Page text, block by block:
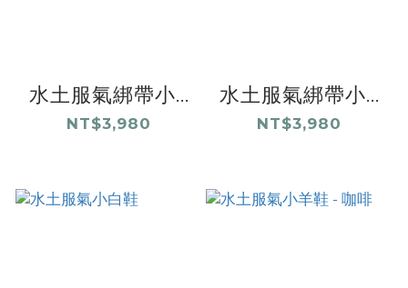
水土服氣綁帶小...
NT$3,980
水土服氣綁帶小...
NT$3,980